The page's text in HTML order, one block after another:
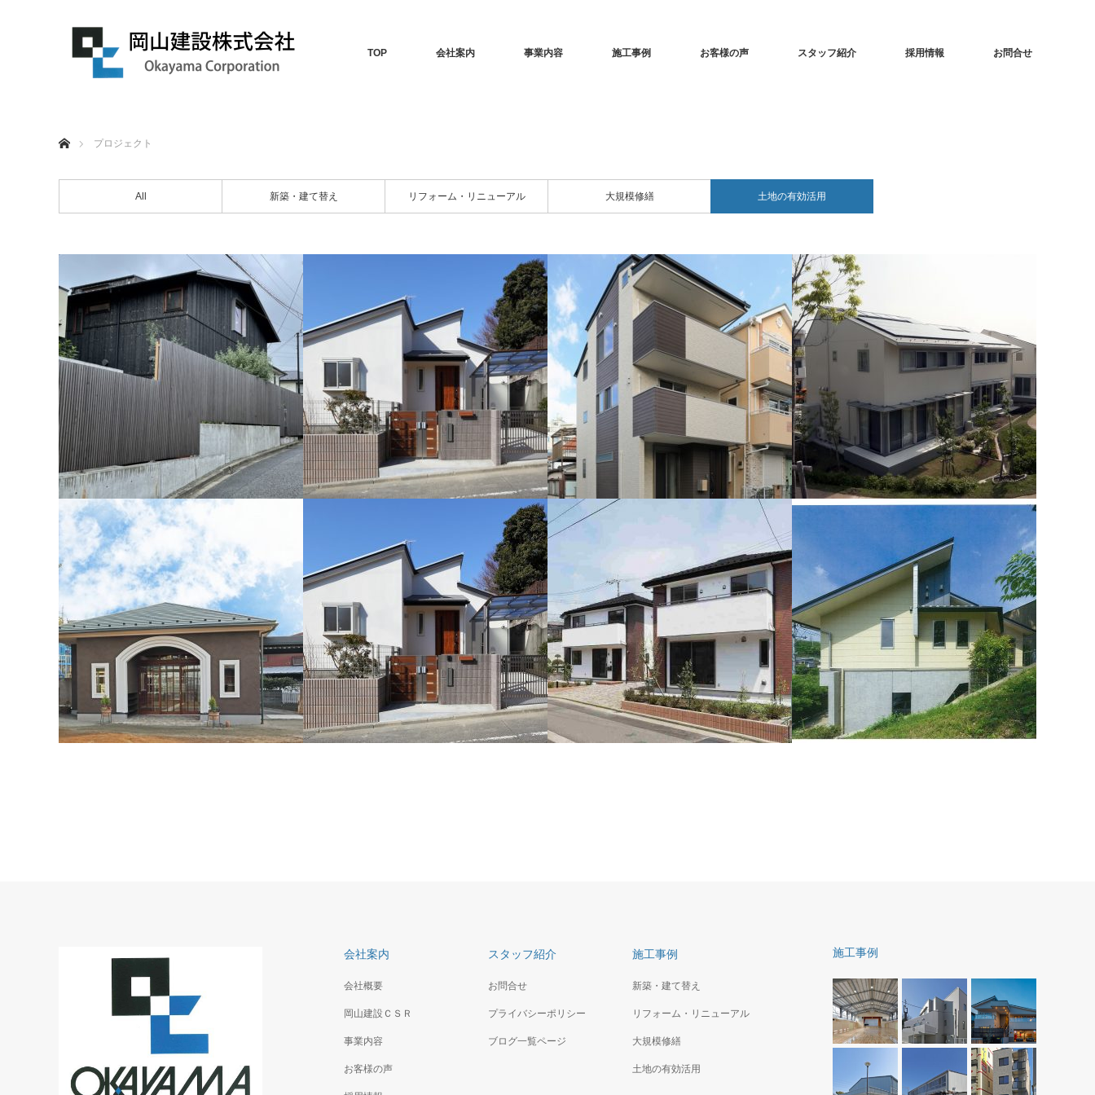
TOP 会社案内 事業内容 施工事例 お客様の声 スタッフ紹介 採用情報 お問合せ
プロジェクト
All 新築・建て替え リフォーム・リニューアル 大規模修繕 土地の有効活用
世田谷I様邸新築工事
旗竿形状の敷地にオーナー拘りの地下車庫（RC
造）＋地上木造2階建て、外壁も焼杉張りの個性
的な住宅です。
洋光台Ｉ様邸新築工事
閑静な住宅地にバリアフリーを心掛けた平屋の
住宅です。南側に孫と遊ぶ為の深い軒とウッド
デッキを設けました。
戸部3丁目住宅新築工事
狭小土地での木造3階建ての住宅です。規制を最
大限活用し、ファサードに変化を付けました。
横浜市脱温暖化住宅
横浜市の休眠地を人工物なしの地形を生かした
造成
会社案内
会社概要
岡山建設ＣＳＲ
事業内容
お客様の声
スタッフ紹介
お問合せ
プライバシーポリシー
ブログ一覧ページ
施工事例
新築・建て替え
リフォーム・リニューアル
大規模修繕
土地の有効活用
施工事例